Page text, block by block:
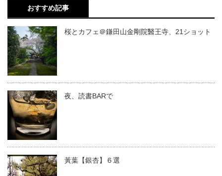
おすすめ記事
桜とカフェ＠鎌田山金剛院醫王寺、21ショット
夜、読書BARで
黃葉【銀杏】６選